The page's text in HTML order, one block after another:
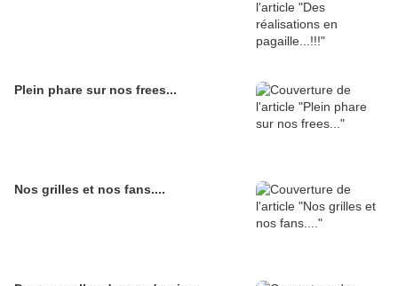
Plein phare sur nos frees...
Nos grilles et nos fans....